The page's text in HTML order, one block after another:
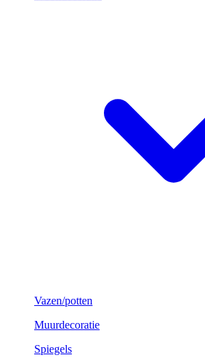
Vazen/potten
Muurdecoratie
Spiegels